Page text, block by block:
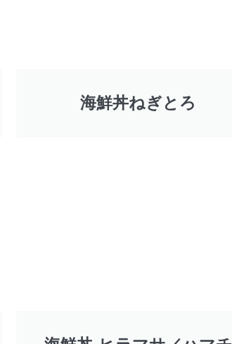
海鮮丼ねぎとろ